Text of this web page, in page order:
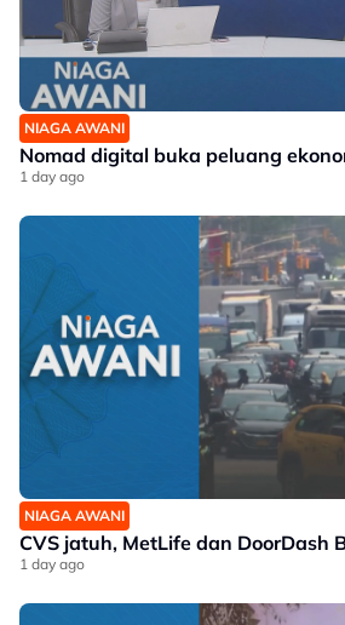
NIAGA AWANI
Nomad digital buka peluang
1 day ago
NIAGA AWANI
CVS jatuh, MetLife dan DoorDash
1 day ago